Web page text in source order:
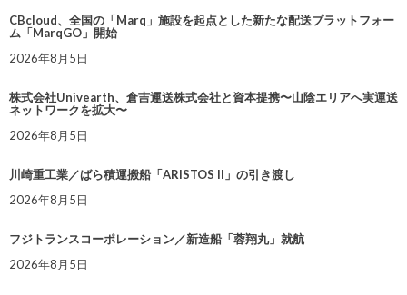
CBcloud、全国の「Marq」施設を起点とした新たな配送プラットフォー
ム「MarqGO」開始
2026年8月5日
株式会社Univearth、倉吉運送株式会社と資本提携〜山陰エリアへ実運送
ネットワークを拡大〜
2026年8月5日
川崎重工業／ばら積運搬船「ARISTOS II」の引き渡し
2026年8月5日
フジトランスコーポレーション／新造船「蓉翔丸」就航
2026年8月5日